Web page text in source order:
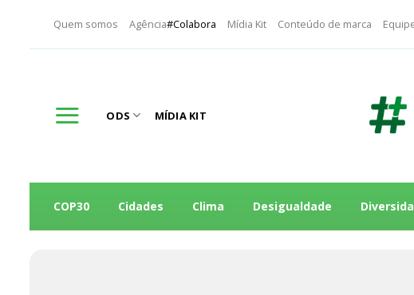
Quem somos Agência#Colabora Mídia Kit Conteúdo de marca
ODS MÍDIA KIT
COP30 Cidades Clima Desigualdade